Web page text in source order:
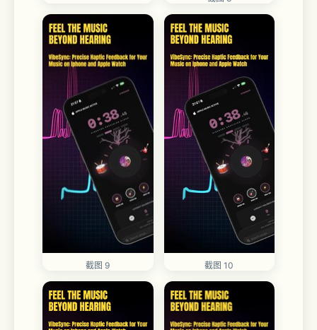
截图 9 截图 10